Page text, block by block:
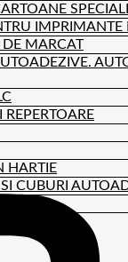
IMPRIMANTE
DE MARCAT
REPERTOARE
HARTIE
CUBURI